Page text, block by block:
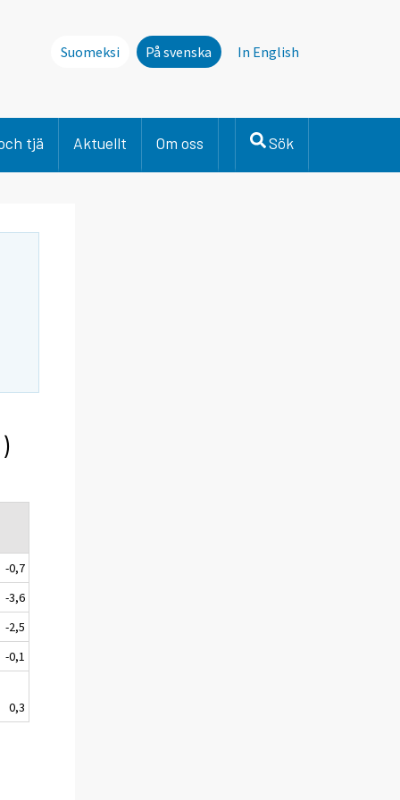
Suomeksi På svenska In English
tjä Aktuellt Om oss Sök
-0,7
-3,6
-2,5
-0,1
0,3